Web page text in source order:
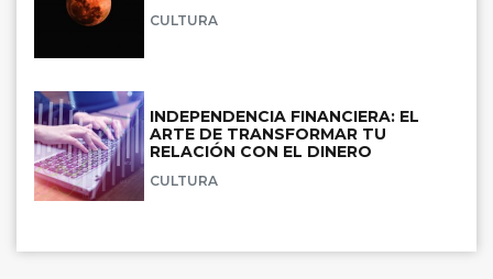
CULTURA
INDEPENDENCIA FINANCIERA: EL
ARTE DE TRANSFORMAR TU
RELACIÓN CON EL DINERO
CULTURA